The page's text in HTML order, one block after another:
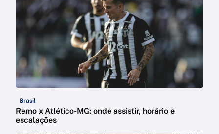
Brasil
Remo x Atlético-MG: onde assistir, horário e
escalações